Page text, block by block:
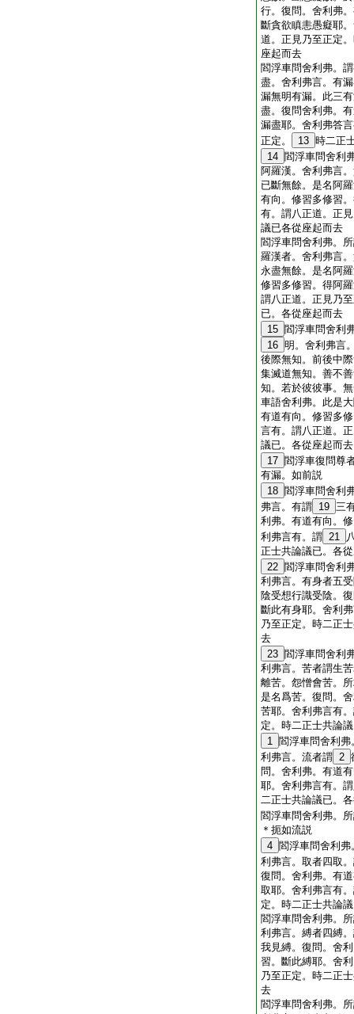
行。復問。舍利弗
斷貪欲瞋恚愚癡耶
道。正見乃至正定
座起而去
閻浮車問舍利弗。
盡。舍利弗言。有
漏無明有漏。此三
盡。復問舍利弗。
漏盡耶。舍利弗答
正定。
13 時二正
14 閻浮車問舍利
阿羅漢。舍利弗言
已斷無餘。是名阿
有向。修習多修習
有。謂八正道。正
議已各從座起而去
閻浮車問舍利弗。
羅漢者。舍利弗言
永盡無餘。是名阿
修習多修習。得阿
謂八正道。正見乃
已。各從座起而去
15 閻浮車問舍利
16 明。舍利弗言
後際無知。前後中
集滅道無知。善不
知。若於彼彼事。
車語舍利弗。此是
有道有向。修習多
言有。謂八正道。
議已。各從座起而去
17 閻浮車復問尊
有漏。如前説
18 閻浮車問舍利
弗言。有謂 19 三
利弗。有道有向。
利弗言有。謂 21
正士共論議已。各
22 閻浮車問舍利
利弗言。有身者五
陰受想行識受陰。
斷此有身耶。舍利
乃至正定。時二正
去
23 閻浮車問舍利
利弗言。苦者謂生
離苦。怨憎會苦。
是名爲苦。復問。
苦耶。舍利弗言有
定。時二正士共論
1 閻浮車問舍利
利弗言。流者謂 2
問。舍利弗。有道
耶。舍利弗言有。
二正士共論議已。
閻浮車問舍利弗。
＊扼如流説
4 閻浮車問舍利
利弗言。取者四取
復問。舍利弗。有
取耶。舍利弗言有
定。時二正士共論
閻浮車問舍利弗。
利弗言。縛者四縛
我見縛。復問。舍
習。斷此縛耶。舍
乃至正定。時二正
去
閻浮車問舍利弗。